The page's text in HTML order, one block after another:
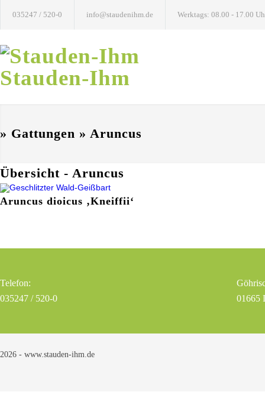
035247 / 520-0 info@staudenihm.de Werktags: 08.00 - 17.00
Stauden-Ihm
» Gattungen » Aruncus
Übersicht - Aruncus
Aruncus dioicus ‚Kneiffii‘
Telefon:
035247 / 520-0
01665
2026 - www.stauden-ihm.de